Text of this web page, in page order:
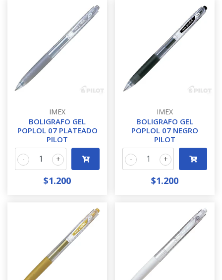
IMEX
BOLIGRAFO GEL
POPLOL 07 PLATEADO
PILOT
+
-
$1.200
IMEX
BOLIGRAFO GEL
POPLOL 07 NEGRO
PILOT
+
-
$1.200